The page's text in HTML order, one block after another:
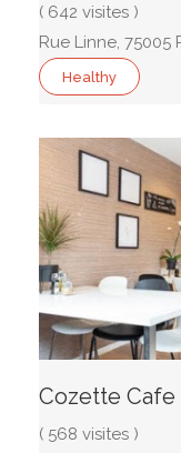
( 642 visites )
Rue Linne, 75005
Healthy
Cozette Cafe
( 568 visites )